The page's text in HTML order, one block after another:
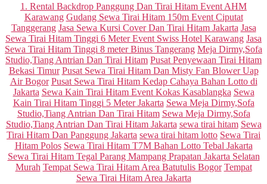
Categories
1. Rental Backdrop Panggung Dan Tirai Hitam Event AHM
Karawang Gudang Sewa Tirai Hitam 150m Event Ciputat
Tanggerang Jasa Sewa Kursi Cover Dan Tirai Hitam Jakarta Jasa
Sewa Tirai Hitam Tinggi 6 Meter Event Swiss Hotel Karawang Jasa
Sewa Tirai Hitam Tinggi 8 meter Binus Tangerang Meja Dirmy,Sofa
Studio,Tiang Antrian Dan Tirai Hitam Pusat Penyewaan Tirai Hitam
Bekasi Timur Pusat Sewa Tirai Hitam Dan Misty Fan Blower Uap
Air Bogor Pusat Sewa Tirai Hitam Kedap Cahaya Bahan Lotto di
Jakarta Sewa Kain Tirai Hitam Event Kokas Kasablangka Sewa
Kain Tirai Hitam Tinggi 5 Meter Jakarta Sewa Meja Dirmy,Sofa
Studio,Tiang Antrian Dan Tirai Hitam Sewa Meja Dirmy,Sofa
Studio,Tiang Antrian Dan Tirai Hitam Jakarta sewa tirai hitam Sewa
Tirai Hitam Dan Panggung Jakarta sewa tirai hitam lotto Sewa Tirai
Hitam Polos Sewa Tirai Hitam T7M Bahan Lotto Tebal Jakarta
Sewa Tirai Hitam Tegal Parang Mampang Prapatan Jakarta Selatan
Murah Tempat Sewa Tirai Hitam Area Batutulis Bogor Tempat
Sewa Tirai Hitam Area Jakarta